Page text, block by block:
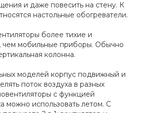
и даже повесить на стену. К
настольные обогреватели.
более тихие и
чем мобильные приборы. Обычно
колонна.
моделей корпус подвижный и
поток воздуха в разных
с функцией
можно использовать летом. С